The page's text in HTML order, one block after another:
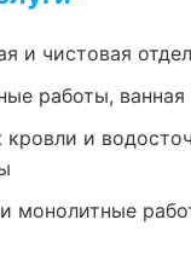
и чистовая
работы,
и
монолитные